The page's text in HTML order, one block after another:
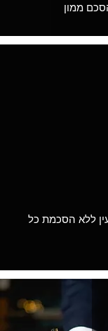
ממון
ללא הסכמת כל